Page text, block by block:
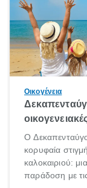
Οικογένεια
Ο
κορυφαία
καλοκαιριού:
παράδοση με